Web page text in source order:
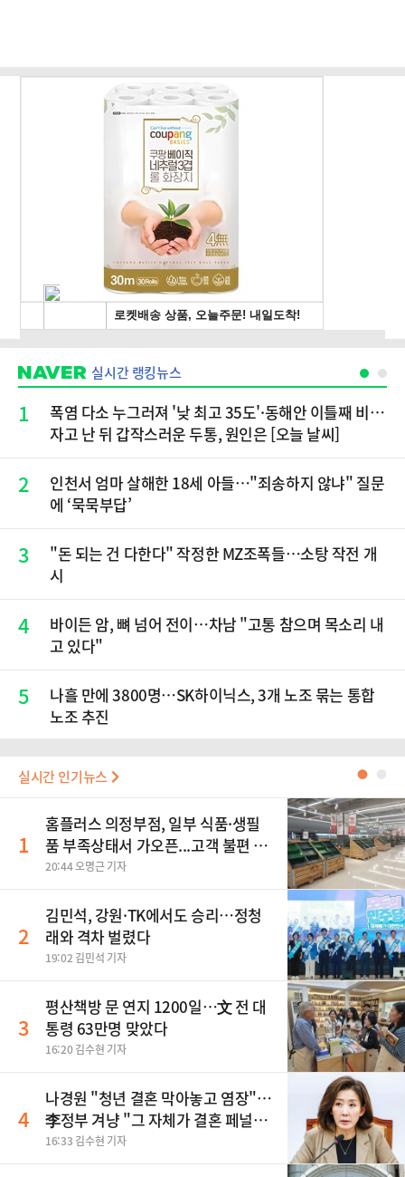
실시간 랭킹뉴스
1
폭염 다소 누그러져 '낮 최고 35도'·동해안 이틀째 비…
자고 난 뒤 갑작스러운 두통, 원인은 [오늘 날씨]
2
인천서 엄마 살해한 18세 아들…"죄송하지 않냐" 질문
에 ‘묵묵부답’
3
"돈 되는 건 다한다" 작정한 MZ조폭들…소탕 작전 개
시
4
바이든 암, 뼈 넘어 전이…차남 "고통 참으며 목소리 내
고 있다"
5
나흘 만에 3800명…SK하이닉스, 3개 노조 묶는 통합
노조 추진
실시간 인기뉴스 ●
1
홈플러스 의정부점, 일부 식품·생필
품 부족상태서 가오픈...고객 불편 가
중
20:44 오명근 기자
2
김민석, 강원·TK에서도 승리…정청
래와 격차 벌렸다
19:02 김민석 기자
3
평산책방 문 연지 1200일…文 전 대
통령 63만명 맞았다
16:20 김수현 기자
4
나경원 "청년 결혼 막아놓고 염장"…
李정부 겨냥 "그 자체가 결혼 페널
티"
16:33 김수현 기자